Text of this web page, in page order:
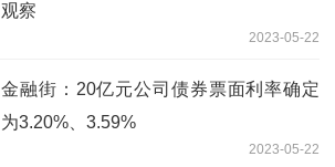
观察
2023-05-22
金融街：20亿元公司债券票面利率确定
为3.20%、3.59%
2023-05-22